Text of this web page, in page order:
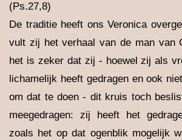
(Ps.27,8)
De traditie heeft ons Veronica
vult zij het verhaal van de man van
het is zeker dat zij - hoewel zij als
lichamelijk heeft gedragen en ook
om dat te doen - dit kruis toch
meegedragen: zij heeft het
zoals het op dat ogenblik mogelijk